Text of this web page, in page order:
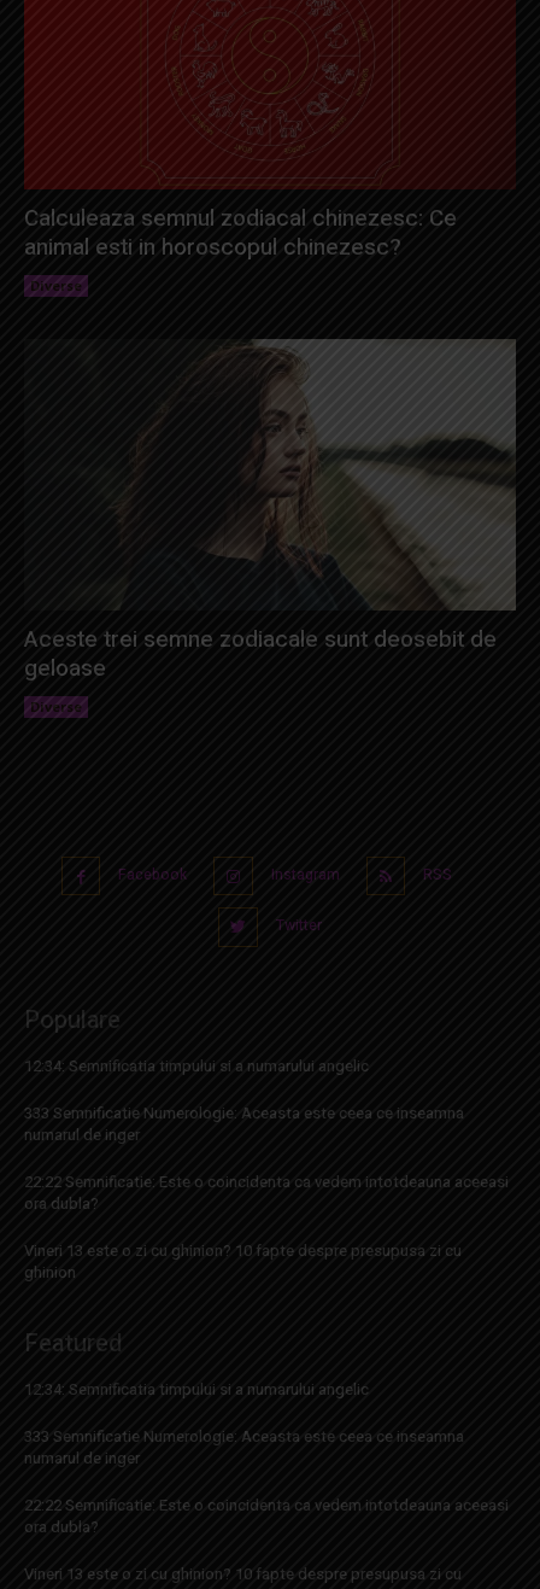
Calculeaza semnul zodiacal chinezesc: Ce
animal esti in horoscopul chinezesc?
Diverse
Aceste trei semne zodiacale sunt deosebit de
geloase
Diverse
Facebook Instagram RSS
Twitter
Populare
12:34: Semnificatia timpului si a numarului angelic
333 Semnificatie Numerologie: Aceasta este ceea ce inseamna
numarul de inger
22:22 Semnificatie: Este o coincidenta ca vedem intotdeauna aceeasi
ora dubla?
Vineri 13 este o zi cu ghinion? 10 fapte despre presupusa zi cu
ghinion
Featured
12:34: Semnificatia timpului si a numarului angelic
333 Semnificatie Numerologie: Aceasta este ceea ce inseamna
numarul de inger
22:22 Semnificatie: Este o coincidenta ca vedem intotdeauna aceeasi
ora dubla?
Vineri 13 este o zi cu ghinion? 10 fapte despre presupusa zi cu